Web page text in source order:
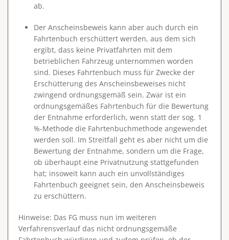
ab.
Der Anscheinsbeweis kann aber auch durch ein
Fahrtenbuch erschüttert werden, aus dem sich
ergibt, dass keine Privatfahrten mit dem
betrieblichen Fahrzeug unternommen worden
sind. Dieses Fahrtenbuch muss für Zwecke der
Erschütterung des Anscheinsbeweises nicht
zwingend ordnungsgemäß sein. Zwar ist ein
ordnungsgemäßes Fahrtenbuch für die Bewertung
der Entnahme erforderlich, wenn statt der sog. 1
%-Methode die Fahrtenbuchmethode angewendet
werden soll. Im Streitfall geht es aber nicht um die
Bewertung der Entnahme, sondern um die Frage,
ob überhaupt eine Privatnutzung stattgefunden
hat; insoweit kann auch ein unvollständiges
Fahrtenbuch geeignet sein, den Anscheinsbeweis
zu erschüttern.
Hinweise: Das FG muss nun im weiteren
Verfahrensverlauf das nicht ordnungsgemäße